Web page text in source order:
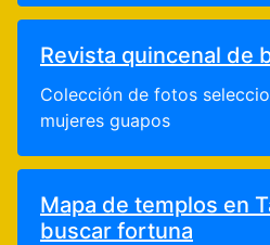
Revista quincenal de
Colección de fotos
mujeres guapos
Mapa de templos en
buscar fortuna